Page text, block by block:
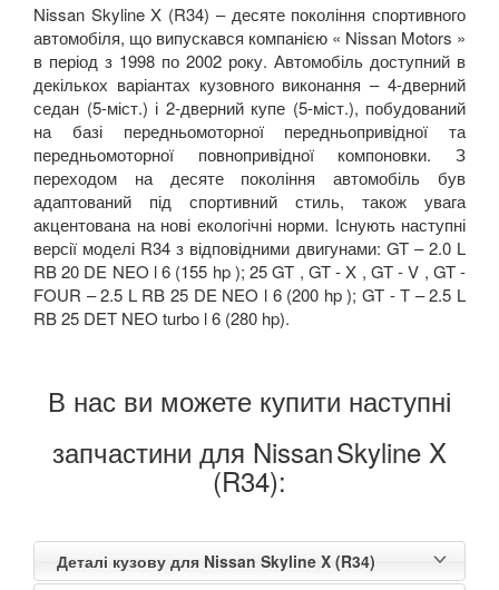
Nissan Skyline X (R34) – десяте покоління спортивного
автомобіля, що випускався компанією « Nissan Motors »
в період з 1998 по 2002 року. Автомобіль доступний в
декількох варіантах кузовного виконання – 4-дверний
седан (5-міст.) і 2-дверний купе (5-міст.), побудований
на базі передньомоторної передньопривідної та
передньомоторної повнопривідної компоновки. З
переходом на десяте покоління автомобіль був
адаптований під спортивний стиль, також увага
акцентована на нові екологічні норми. Існують наступні
версії моделі R34 з відповідними двигунами: GT – 2.0 L
RB 20 DE NEO l 6 (155 hp ); 25 GT , GT - X , GT - V , GT -
FOUR – 2.5 L RB 25 DE NEO l 6 (200 hp ); GT - T – 2.5 L
RB 25 DET NEO turbo l 6 (280 hp).
В нас ви можете купити наступні
запчастини для NissanSkyline X
(R34):
Деталі кузову для Nissan Skyline X (R34)